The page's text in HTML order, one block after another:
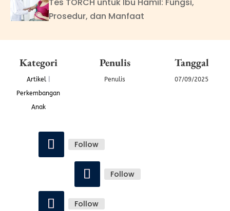
Tes TORCH untuk Ibu Hamil: Fungsi,
Prosedur, dan Manfaat
Kategori
Artikel|
Perkembangan
Anak
Penulis
Penulis
Tanggal
07/09/2025
Follow
Follow
Follow